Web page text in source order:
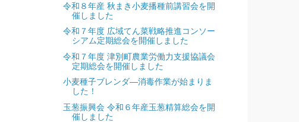
令和８年産 秋まき小麦播種前講習会を開
催しました
令和７年度 広域てん菜戦略推進コンソー
シアム定期総会を開催しました
令和７年度 津別町農業労働力支援協議会
定期総会を開催しました
小麦種子ブレンダ―消毒作業が始まりま
した！
玉葱振興会 令和６年産玉葱精算総会を開
催しました